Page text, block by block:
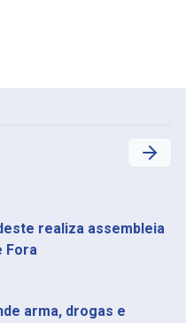
realiza assembleia
Fora
arma, drogas e